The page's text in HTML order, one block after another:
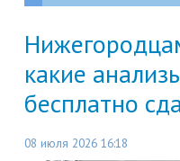
какие
бесплатно
08 июля 2026 16:18